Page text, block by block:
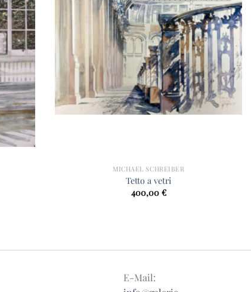
MICHAEL SCHREIBER
Tetto a vetri
400,00 €
E-Mail: